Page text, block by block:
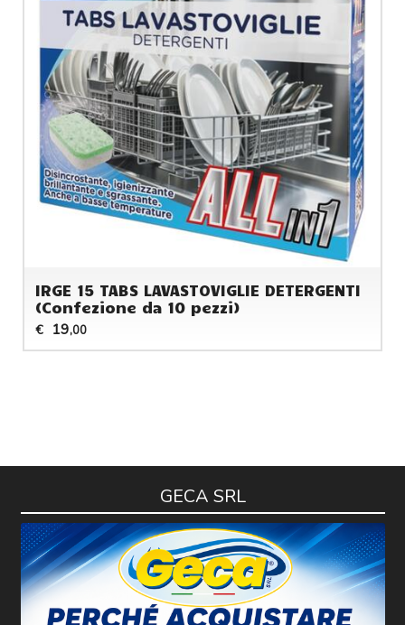
IRGE 15 TABS LAVASTOVIGLIE DETERGENTI
(Confezione da 10 pezzi)
€ 19,00
GECA SRL